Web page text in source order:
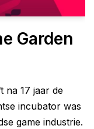
Garden
na 17 jaar de
incubator was
game industrie.